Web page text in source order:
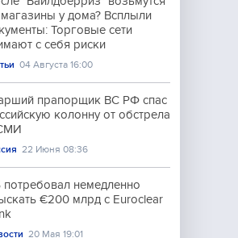
у дома? Всплыли
Торговые сети
с себя риски
04 Августа 16:00
прапорщик ВС РФ спас
колонну от обстрела
22 Июня 08:36
потребовал немедленно
€200 млрд с Euroclear
20 Мая 19:01